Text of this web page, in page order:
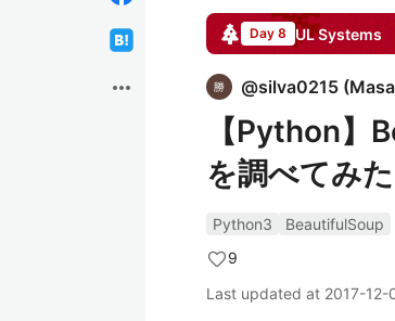
more_horiz
Day 8 UL Systems
@silva0215 (
【Python】
を調べてみた
Python3
BeautifulSoup
9
Last updated at 2017-12-